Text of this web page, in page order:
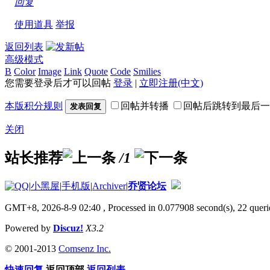
使用道具 举报
返回列表
高级模式
B Color Image Link Quote Code Smilies
您需要登录后才可以回帖 登录 | 立即注册(中文)
本版积分规则 发表回复 回帖并转播 回帖后跳转到最后
关闭
站长推荐 /1
|小黑屋|手机版|Archiver|乔贤论坛
GMT+8, 2026-8-9 02:40 , Processed in 0.077908 second(s), 22
Powered by Discuz! X3.2
© 2001-2013 Comsenz Inc.